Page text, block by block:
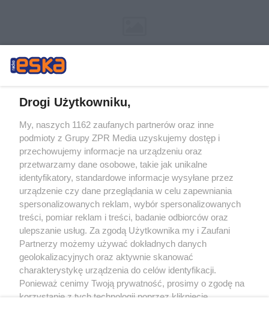
Żaden utwór zamieszczony w serwisie nie może być powielany i
rozpowszechniany lub dalej rozpowszechniany w jakikolwiek sposób (w
tym także elektroniczny lub mechaniczny) na jakimkolwiek polu
eksploatacji w jakiejkolwiek formie, włącznie z umieszczaniem w Internecie
bez pisemnej zgody właściciela praw. Jakiekolwiek użycie lub
wykorzystanie utworów w całości lub w części z naruszeniem prawa, tzn.
bez właściwej zgody, jest zabronione pod groźbą kary i może być ścigane
prawnie.
O nas
Drogi Użytkowniku,
My, naszych 1162 zaufanych partnerów oraz inne
podmioty z Grupy ZPR Media uzyskujemy dostęp i
przechowujemy informacje na urządzeniu oraz
przetwarzamy dane osobowe, takie jak unikalne
identyfikatory, standardowe informacje wysyłane przez
urządzenie czy dane przeglądania w celu zapewniania
spersonalizowanych reklam, wybór spersonalizowanych
treści, pomiar reklam i treści, badanie odbiorców oraz
ulepszanie usług. Za zgodą Użytkownika my i Zaufani
Partnerzy możemy używać dokładnych danych
geolokalizacyjnych oraz aktywnie skanować
charakterystykę urządzenia do celów identyfikacji.
Ponieważ cenimy Twoją prywatność, prosimy o zgodę na
korzystanie z tych technologii poprzez kliknięcie